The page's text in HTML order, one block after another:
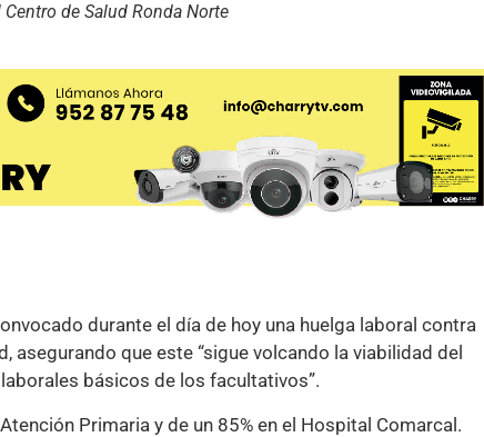
de Salud Ronda Norte
durante el día de hoy una huelga laboral contra
que este “sigue volcando la viabilidad del
básicos de los facultativos”.
Primaria y de un 85% en el Hospital Comarcal.